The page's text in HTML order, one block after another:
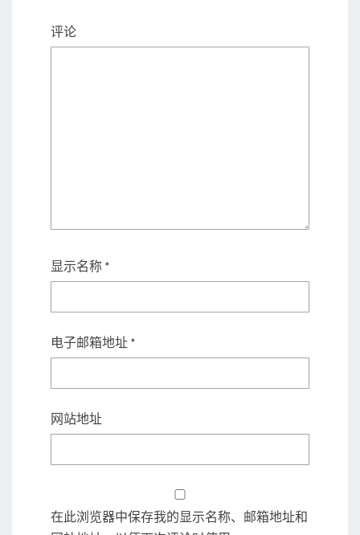
评论
显示名称 *
电子邮箱地址 *
网站地址
在此浏览器中保存我的显示名称、邮箱地址和